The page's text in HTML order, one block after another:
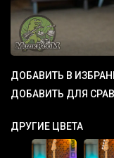
ДОБАВИТЬ В
ДОБАВИТЬ ДЛЯ
ДРУГИЕ ЦВЕТА